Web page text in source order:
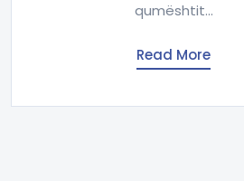
qumështit...
Read More